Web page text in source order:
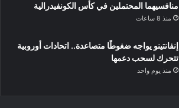
منافسيهما المحتملين في كأس الكونفيدرالية
منذ 8 ساعات
إنفانتينو يواجه ضغوطًا متصاعدة.. اتحادات أوروبية
تتحرك لسحب دعمها
منذ يوم واحد